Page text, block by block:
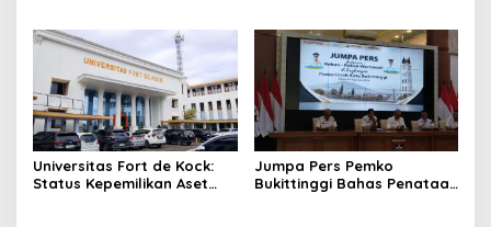
Jam Gadang?
Beri Apresiasi
Universitas Fort de Kock:
Status Kepemilikan Aset
Jumpa Pers Pemko
Bukittinggi Bahas Penataan